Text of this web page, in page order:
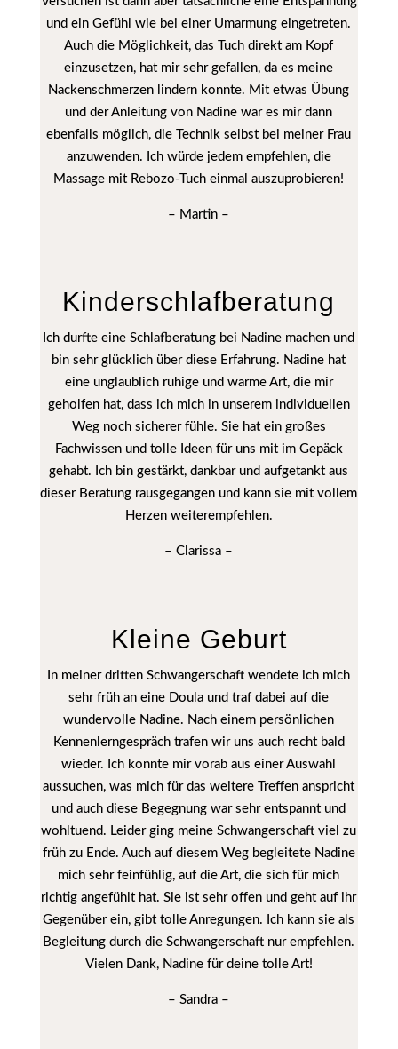
und ein Gefühl wie bei einer Umarmung eingetreten.
Auch die Möglichkeit, das Tuch direkt am Kopf
einzusetzen, hat mir sehr gefallen, da es meine
Nackenschmerzen lindern konnte. Mit etwas Übung
und der Anleitung von Nadine war es mir dann
ebenfalls möglich, die Technik selbst bei meiner Frau
anzuwenden. Ich würde jedem empfehlen, die
Massage mit Rebozo-Tuch einmal auszuprobieren!
– Martin –
Kinder­schlafberatung
Ich durfte eine Schlafberatung bei Nadine machen und
bin sehr glücklich über diese Erfahrung. Nadine hat
eine unglaublich ruhige und warme Art, die mir
geholfen hat, dass ich mich in unserem individuellen
Weg noch sicherer fühle. Sie hat ein großes
Fachwissen und tolle Ideen für uns mit im Gepäck
gehabt. Ich bin gestärkt, dankbar und aufgetankt aus
dieser Beratung rausgegangen und kann sie mit vollem
Herzen weiterempfehlen.
– Clarissa –
Kleine Geburt
In meiner dritten Schwangerschaft wendete ich mich
sehr früh an eine Doula und traf dabei auf die
wundervolle Nadine. Nach einem persönlichen
Kennenlerngespräch trafen wir uns auch recht bald
wieder. Ich konnte mir vorab aus einer Auswahl
aussuchen, was mich für das weitere Treffen anspricht
und auch diese Begegnung war sehr entspannt und
wohltuend. Leider ging meine Schwangerschaft viel zu
früh zu Ende. Auch auf diesem Weg begleitete Nadine
mich sehr feinfühlig, auf die Art, die sich für mich
richtig angefühlt hat. Sie ist sehr offen und geht auf ihr
Gegenüber ein, gibt tolle Anregungen. Ich kann sie als
Begleitung durch die Schwangerschaft nur empfehlen.
Vielen Dank, Nadine für deine tolle Art!
– Sandra –